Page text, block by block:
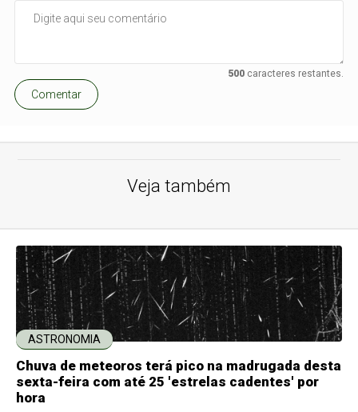
500caracteres restantes.
Comentar
Veja também
ASTRONOMIA
Chuva de meteoros terá pico na madrugada desta
sexta-feira com até 25 'estrelas cadentes' por
hora